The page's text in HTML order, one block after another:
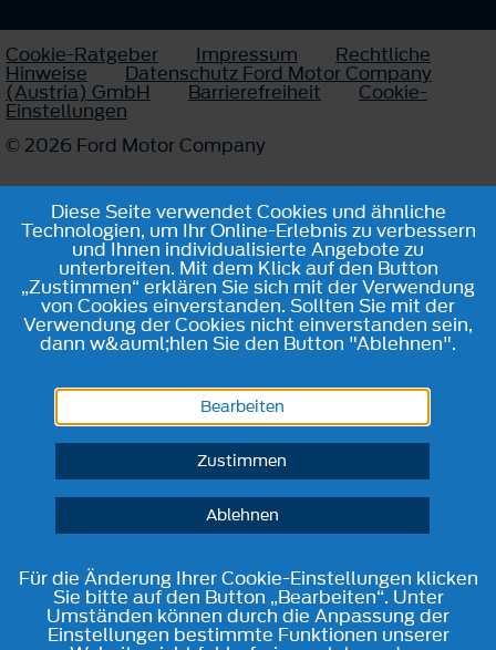
Cookie-Ratgeber Impressum Rechtliche
Hinweise Datenschutz Ford Motor Company
(Austria) GmbH Barrierefreiheit Cookie-
Einstellungen
© 2026 Ford Motor Company
Diese Seite verwendet Cookies und ähnliche
Technologien, um Ihr Online-Erlebnis zu verbessern
und Ihnen individualisierte Angebote zu
unterbreiten. Mit dem Klick auf den Button
„Zustimmen“ erklären Sie sich mit der Verwendung
von Cookies einverstanden. Sollten Sie mit der
Verwendung der Cookies nicht einverstanden sein,
dann w&auml;hlen Sie den Button "Ablehnen".
Bearbeiten
Zustimmen
Ablehnen
Für die Änderung Ihrer Cookie-Einstellungen klicken
Sie bitte auf den Button „Bearbeiten“. Unter
Umständen können durch die Anpassung der
Einstellungen bestimmte Funktionen unserer